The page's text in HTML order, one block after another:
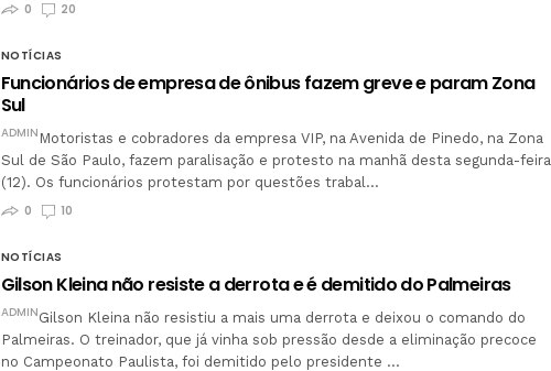
0
20
NOTÍCIAS
Funcionários de empresa de ônibus fazem greve e param Zona
Sul
ADMIN Motoristas e cobradores da empresa VIP, na Avenida de Pinedo, na Zona
Sul de São Paulo, fazem paralisação e protesto na manhã desta segunda-feira
(12). Os funcionários protestam por questões trabal…
0
10
NOTÍCIAS
Gilson Kleina não resiste a derrota e é demitido do Palmeiras
ADMINGilson Kleina não resistiu a mais uma derrota e deixou o comando do
Palmeiras. O treinador, que já vinha sob pressão desde a eliminação precoce
no Campeonato Paulista, foi demitido pelo presidente …